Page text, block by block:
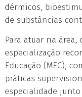
dérmicos,
de substâncias
Para atuar na
especialização
Educação (MEC),
práticas
especialidade